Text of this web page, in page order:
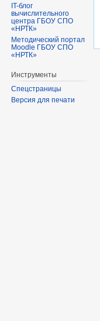
IT-блог
вычислительного
центра ГБОУ СПО
«НРТК»
Методический портал
Moodle ГБОУ СПО
«НРТК»
Инструменты
Спецстраницы
Версия для печати